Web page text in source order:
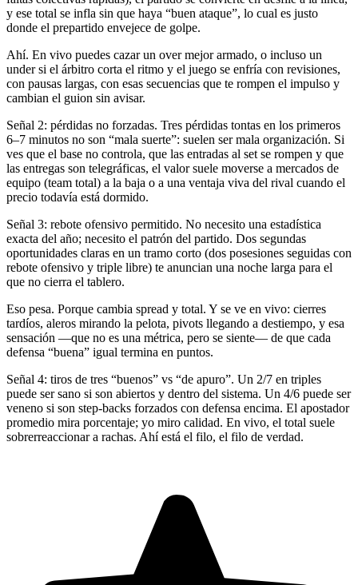
y ese total se infla sin que haya “buen ataque”, lo cual es justo
donde el prepartido envejece de golpe.
Ahí. En vivo puedes cazar un over mejor armado, o incluso un
under si el árbitro corta el ritmo y el juego se enfría con revisiones,
con pausas largas, con esas secuencias que te rompen el impulso y
cambian el guion sin avisar.
Señal 2: pérdidas no forzadas. Tres pérdidas tontas en los primeros
6–7 minutos no son “mala suerte”: suelen ser mala organización. Si
ves que el base no controla, que las entradas al set se rompen y que
las entregas son telegráficas, el valor suele moverse a mercados de
equipo (team total) a la baja o a una ventaja viva del rival cuando el
precio todavía está dormido.
Señal 3: rebote ofensivo permitido. No necesito una estadística
exacta del año; necesito el patrón del partido. Dos segundas
oportunidades claras en un tramo corto (dos posesiones seguidas con
rebote ofensivo y triple libre) te anuncian una noche larga para el
que no cierra el tablero.
Eso pesa. Porque cambia spread y total. Y se ve en vivo: cierres
tardíos, aleros mirando la pelota, pivots llegando a destiempo, y esa
sensación —que no es una métrica, pero se siente— de que cada
defensa “buena” igual termina en puntos.
Señal 4: tiros de tres “buenos” vs “de apuro”. Un 2/7 en triples
puede ser sano si son abiertos y dentro del sistema. Un 4/6 puede ser
veneno si son step-backs forzados con defensa encima. El apostador
promedio mira porcentaje; yo miro calidad. En vivo, el total suele
sobrerreaccionar a rachas. Ahí está el filo, el filo de verdad.